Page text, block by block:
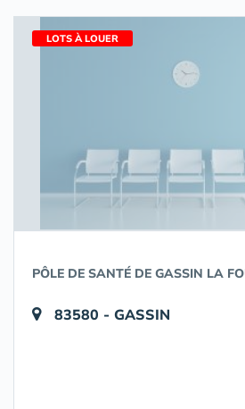
LOTS À LOUER
PÔLE DE SANTÉ DE GASSIN LA
83580 - GASSIN